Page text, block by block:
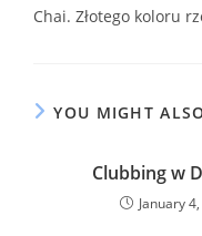
Chai. Złotego koloru
YOU MIGHT
Clubbing w
January